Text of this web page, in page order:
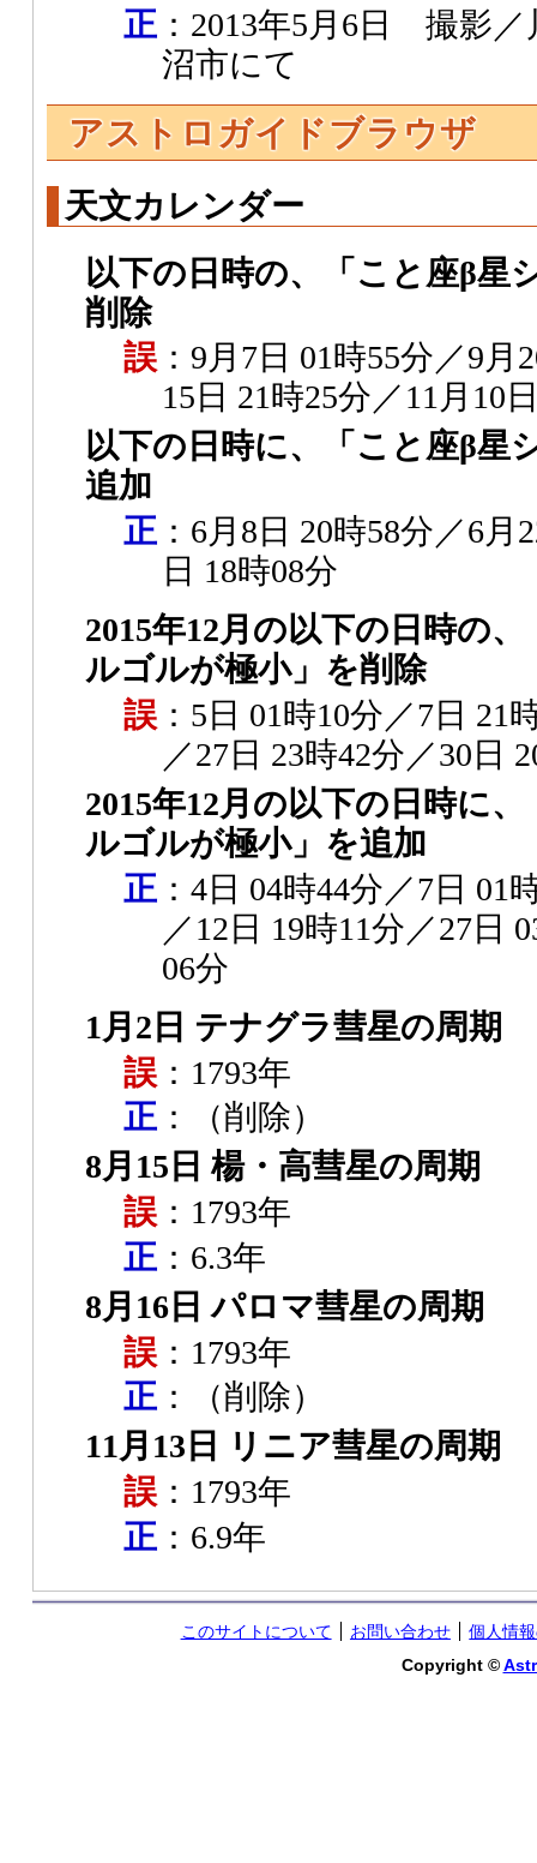
正 ：2013年5月6日 撮影
沼市にて
アストロガイドブラウザ
天文カレンダー
以下の日時の、「こと座β星
削除
誤 ：9月7日 01時55分／9月
15日 21時25分／11月10
以下の日時に、「こと座β星
追加
正 ：6月8日 20時58分／6月
日 18時08分
2015年12月の以下の日時の
ルゴルが極小」を削除
誤 ：5日 01時10分／7日 21
／27日 23時42分／30日
2015年12月の以下の日時に
ルゴルが極小」を追加
正 ：4日 04時44分／7日 01
／12日 19時11分／27日
06分
1月2日 テナグラ彗星の周期
誤 ：1793年
正 ：（削除）
8月15日 楊・高彗星の周期
誤 ：1793年
正 ：6.3年
8月16日 パロマ彗星の周期
誤 ：1793年
正 ：（削除）
11月13日 リニア彗星の周期
誤 ：1793年
正 ：6.9年
このサイトについて お問い合わせ
個人情
Copyright ©